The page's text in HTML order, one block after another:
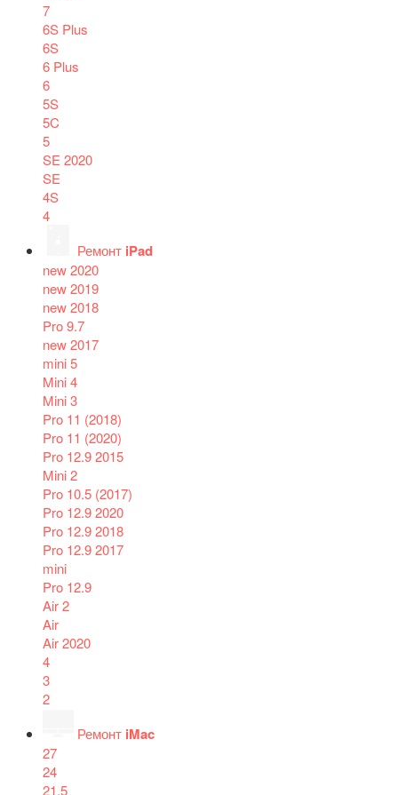
7
6S Plus
6S
6 Plus
6
5S
5C
5
SE 2020
SE
4S
4
Ремонт iPad
new 2020
new 2019
new 2018
Pro 9.7
new 2017
mini 5
Mini 4
Mini 3
Pro 11 (2018)
Pro 11 (2020)
Pro 12.9 2015
Mini 2
Pro 10.5 (2017)
Pro 12.9 2020
Pro 12.9 2018
Pro 12.9 2017
mini
Pro 12.9
Air 2
Air
Air 2020
4
3
2
Ремонт iMac
27
24
21.5